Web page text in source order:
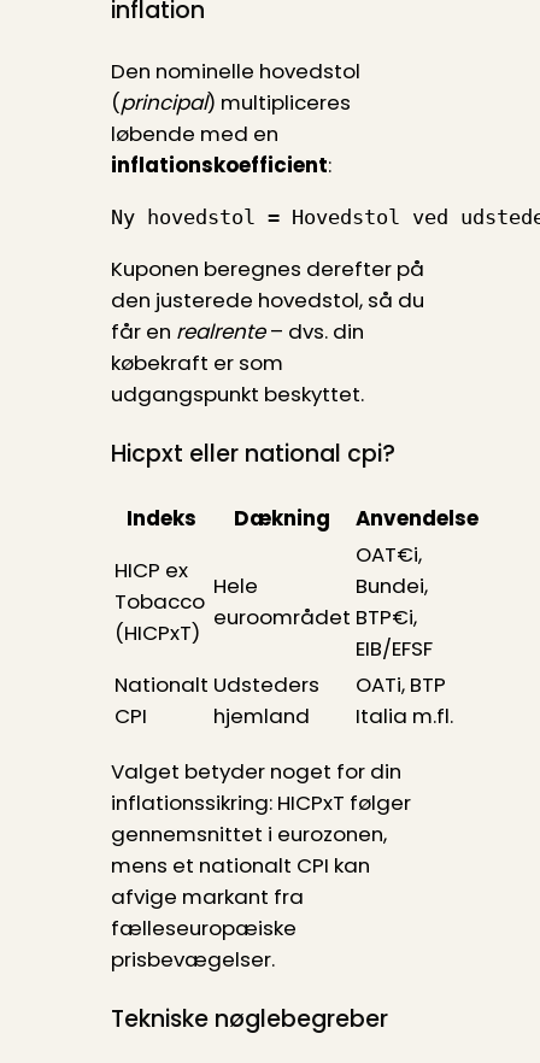
inflation
Den nominelle hovedstol
(principal) multipliceres
løbende med en
inflationskoefficient:
Ny hovedstol = Hovedstol ved
Kuponen beregnes derefter på
den justerede hovedstol, så du
får en realrente– dvs. din
købekraft er som
udgangspunkt beskyttet.
Hicpxt eller national cpi?
Indeks Dækning
Anvendelse
HICP ex
Tobacco
(HICPxT)
Hele
euroområdet
OAT€i,
Bundei,
BTP€i,
EIB/EFSF
Nationalt
CPI
Udsteders
hjemland
OATi, BTP
Italia m.fl.
Valget betyder noget for din
inflationssikring: HICPxT følger
gennemsnittet i eurozonen,
mens et nationalt CPI kan
afvige markant fra
fælleseuropæiske
prisbevægelser.
Tekniske nøglebegreber